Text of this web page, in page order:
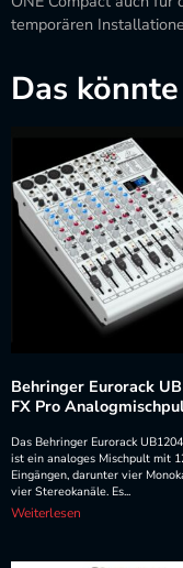
temporären
Das
Behringer Eurorack
FX Pro
Das Behringer Eurorack
ist ein analoges Mischpult mit
Eingängen, darunter vier
vier Stereokanäle. Es...
Weiterlesen